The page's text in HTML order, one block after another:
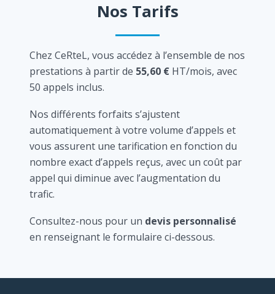
Nos Tarifs
Chez CeRteL, vous accédez à l’ensemble de nos
prestations à partir de 55,60 € HT/mois, avec
50 appels inclus.
Nos différents forfaits s’ajustent
automatiquement à votre volume d’appels et
vous assurent une tarification en fonction du
nombre exact d’appels reçus, avec un coût par
appel qui diminue avec l’augmentation du
trafic.
Consultez-nous pour un devis personnalisé
en renseignant le formulaire ci-dessous.